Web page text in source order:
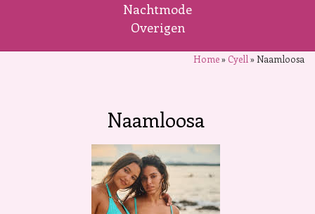
Nachtmode
Overigen
Home» Cyell »Naamloosa
Naamloosa